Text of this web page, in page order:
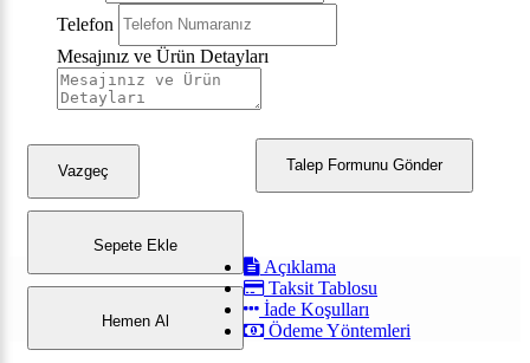
Telefon
Mesajınız ve Ürün Detayları
Talep Formunu Gönder
Vazgeç
Sepete Ekle
Hemen Al
Açıklama
Taksit Tablosu
İade Koşulları
Ödeme Yöntemleri